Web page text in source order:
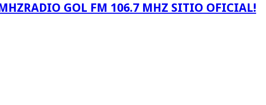
RADIO GOL FM 106.7 MHZ SITIO OFICIAL!